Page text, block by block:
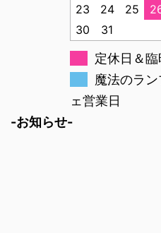
23
24 25
30
31
定休日＆臨
魔法のラ
ェ営業日
-お知らせ-